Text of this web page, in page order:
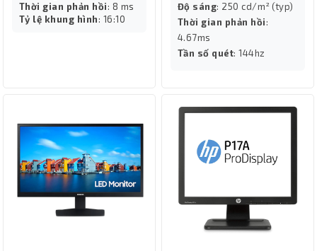
Thời gian phản hồi: 8 ms
Tỷ lệ khung hình: 16:10
Độ sáng: 250 cd/m² (typ)
Thời gian phản hồi:
4.67ms
Tần số quét: 144hz